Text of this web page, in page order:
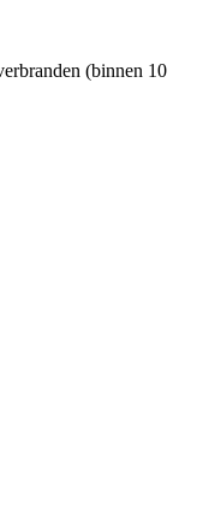
(binnen 10